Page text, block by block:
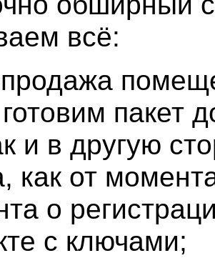
всё:
продажа
пакет
и в другую
как от
о
с ключами;